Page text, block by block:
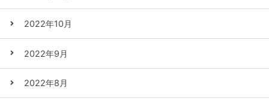
2022年10月
2022年9月
2022年8月